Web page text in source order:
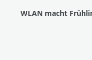
WLAN macht